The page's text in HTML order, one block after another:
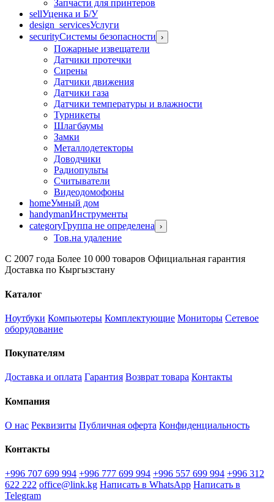
Запчасти для принтеров
sellУценка и Б/У
design_servicesУслуги
securityСистемы безопасности ›
Пожарные извещатели
Датчики протечки
Сирены
Датчики движения
Датчики газа
Датчики температуры и влажности
Турникеты
Шлагбаумы
Замки
Металлодетекторы
Доводчики
Радиопульты
Считыватели
Видеодомофоны
homeУмный дом
handymanИнструменты
categoryГруппа не определена ›
Тов.на удаление
С 2007 года Более 10 000 товаров Официальная гарантия
Доставка по Кыргызстану
Каталог
Ноутбуки Компьютеры Комплектующие Мониторы Сетевое
оборудование
Покупателям
Доставка и оплата Гарантия Возврат товара Контакты
Компания
О нас Реквизиты Публичная оферта Конфиденциальность
Контакты
+996 707 699 994 +996 777 699 994 +996 557 699 994 +996 312
622 222 office@link.kg Написать в WhatsApp Написать в
Telegram